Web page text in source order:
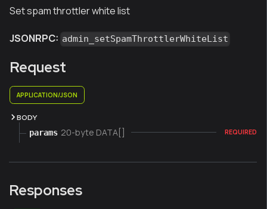
Set spam throttler white list
JSONRPC: admin_setSpamThrottlerWhiteList
Request
APPLICATION/JSON
BODY
params 20-byte DATA[] REQUIRED
Responses